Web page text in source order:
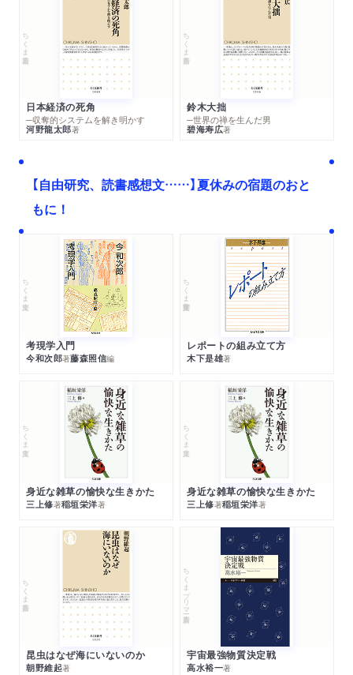
ちくま新書
日本経済の死角
─収奪的システムを解き明かす
河野龍太郎著
ちくま新書
鈴木大拙
─世界の禅を生んだ男
碧海寿広著
【自由研究、読書感想文……】夏休みの宿題のおと
もに！
ちくま文庫
考現学入門
今和次郎著藤森照信編
ちくま学芸文庫
レポートの組み立て方
木下是雄著
ちくま文庫
身近な雑草の愉快な生きかた
三上修著稲垣栄洋著
ちくま文庫
身近な雑草の愉快な生きかた
三上修著稲垣栄洋著
ちくま新書
昆虫はなぜ海にいないのか
朝野維起著
ちくまプリマー新書
宇宙最強物質決定戦
高水裕一著